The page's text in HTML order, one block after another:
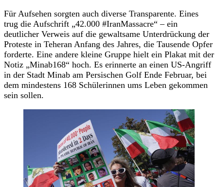
Für Aufsehen sorgten auch diverse Transparente. Eines
trug die Aufschrift „42.000 #IranMassacre“ – ein
deutlicher Verweis auf die gewaltsame Unterdrückung der
Proteste in Teheran Anfang des Jahres, die Tausende Opfer
forderte. Eine andere kleine Gruppe hielt ein Plakat mit der
Notiz „Minab168“ hoch. Es erinnerte an einen US-Angriff
in der Stadt Minab am Persischen Golf Ende Februar, bei
dem mindestens 168 Schülerinnen ums Leben gekommen
sein sollen.